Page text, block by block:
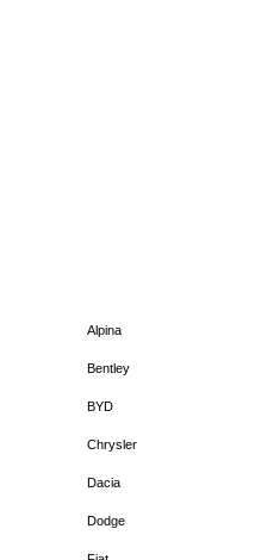
Alpina
Bentley
BYD
Chrysler
Dacia
Dodge